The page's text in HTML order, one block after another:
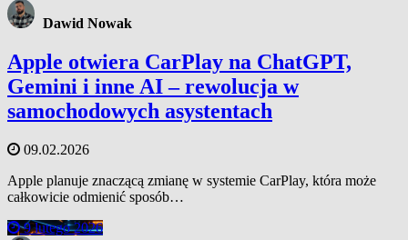
Dawid Nowak
Apple otwiera CarPlay na ChatGPT,
Gemini i inne AI – rewolucja w
samochodowych asystentach
09.02.2026
Apple planuje znaczącą zmianę w systemie CarPlay, która może
całkowicie odmienić sposób…
9 lutego 2026